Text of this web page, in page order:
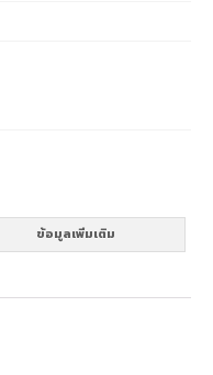
ข้อมูลเพิ่มเติม